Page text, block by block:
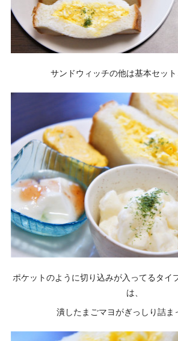
サンドウィッチの他は基本セット
ポケットのように切り込みが入ってるタイ
は、
潰したまごマヨがぎっしり詰ま